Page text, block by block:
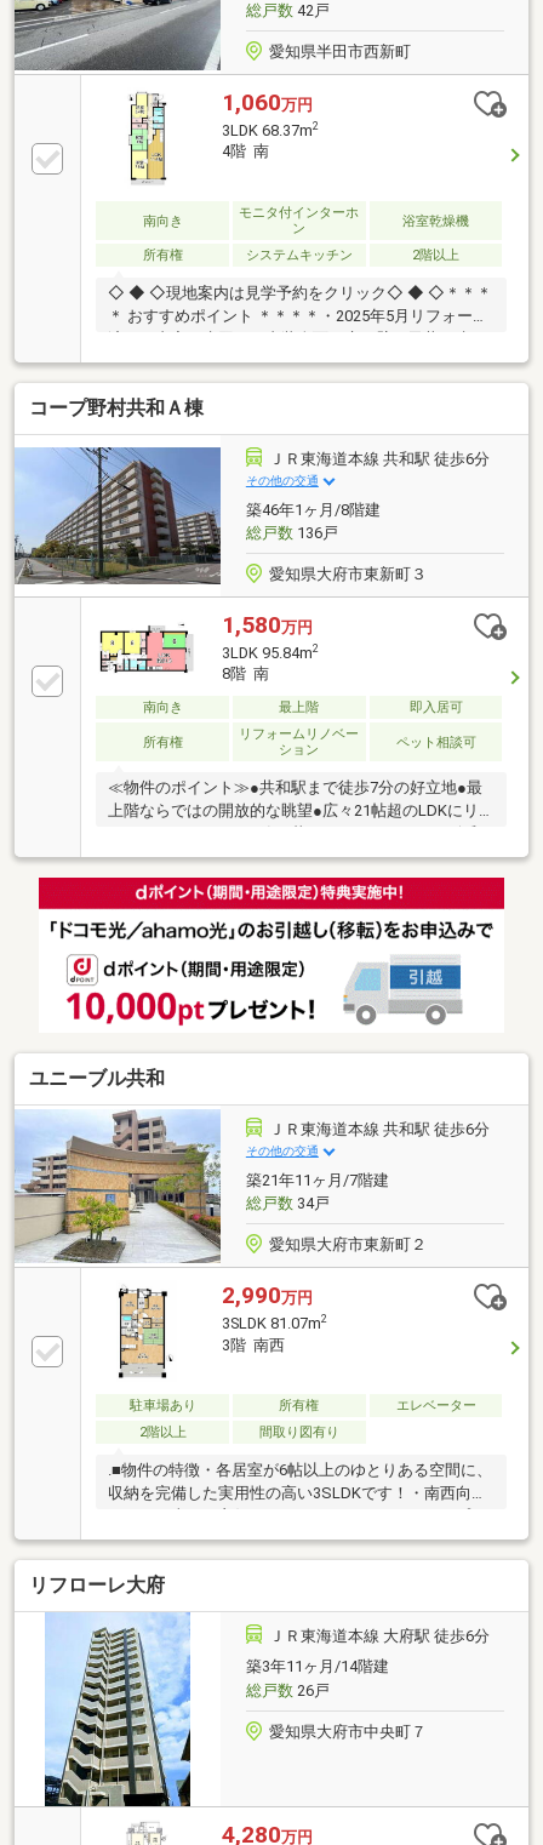
総戸数42戸
愛知県半田市西新町
1,060万円
3LDK 68.37m2
4階 南
南向き
モニタ付インターホ
ン
浴室乾燥機
所有権 システムキッチン 2階以上
◇ ◆ ◇現地案内は見学予約をクリック◇ ◆ ◇＊＊＊
＊ おすすめポイント ＊＊＊＊・2025年5月リフォーム
具）・2025年5月リノベーション済み 内容：洋室・
和室を独立間に変更、給湯管・追い炊き配管更新、建
具交換、カーペット→L45フローリング・駐輪場無料♪
＊＊＊＊＊＊＊＊＊＊＊＊＊＊＊＊※共聴施設負担
金：1.260円/月Ｍ＆Ｋホームでは、◆お客様第一目線
のスタッフが親身になってお家探しのサポートを致し
ます！！◆住宅ローンアドバイザーによる資金相談が
可能です♪お問合せ・ご案内はお気軽にご相談くださ
い！！
コープ野村共和Ａ棟
ＪＲ東海道本線 共和駅 徒歩6分
その他の交通
築46年1ヶ月/8階建
総戸数136戸
愛知県大府市東新町３
1,580万円
3LDK 95.84m2
8階 南
南向き 最上階 即入居可
所有権
リフォームリノベー
ション
ペット相談可
≪物件のポイント≫●共和駅まで徒歩7分の好立地●最
上階ならではの開放的な眺望●広々21帖超のLDKにリ
年に間取りや水回りを一新するフルリフォームを実
施。愛犬や愛猫と快適な新生活を始められます。 ≪周
辺環境のポイント≫●中学校まで徒歩3分で通学も安心
●業務スーパーまで徒歩6分で便利●保育園や郵便局も
パー、保育園が身近に揃う充実した住環境。日々の買
い物や子育てがスムーズに行える、暮らしやすいロケ
ーションです。
ユニーブル共和
ＪＲ東海道本線 共和駅 徒歩6分
その他の交通
築21年11ヶ月/7階建
総戸数34戸
愛知県大府市東新町２
2,990万円
3SLDK 81.07m2
3階 南西
駐車場あり 所有権
エレベーター
2階以上
間取り図有り
.■物件の特徴・各居室が6帖以上のゆとりある空間に、
収納を完備した実用性の高い3SLDKです！・南西向き
ンクも付いています♪・お客様のご要望に応じてリフ
ォームプランのご提案も致します！・近隣に24時間営
業のスーパーがあり、急な買い出しにも大変便利です
♪■アクセス・JR東海道本線「共和」駅 徒歩約6分■
周辺環境・追分保育園 徒歩約10分・東山小学校 徒
歩約19分・大府北中学校 徒歩約7分・マックスバリ
ュ大府店 徒歩約3分・ファミリーマート大府共栄
店 徒歩約7分現地ご案内可能です！お気軽にお問い
合わせくださいませ。
リフローレ大府
ＪＲ東海道本線 大府駅 徒歩6分
築3年11ヶ月/14階建
総戸数26戸
愛知県大府市中央町７
4,280万円